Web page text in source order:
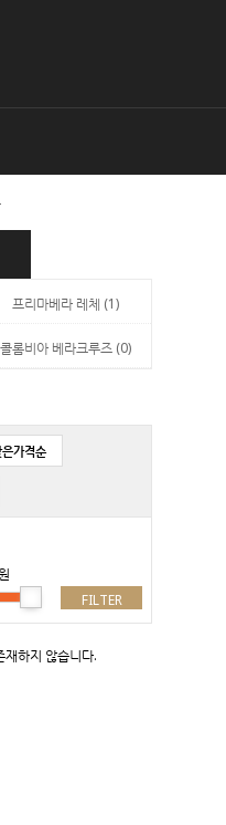
프리마베라 레체 (1)
콜롬비아 베라크루즈 (0)
은가격순
FILTER
하지 않습니다.